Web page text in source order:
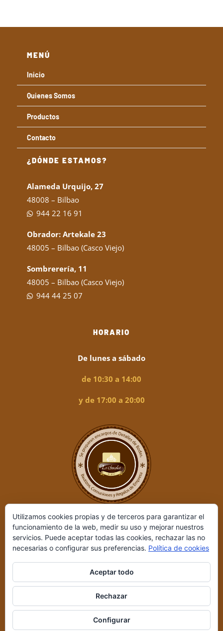
MENÚ
Inicio
Quienes Somos
Productos
Contacto
¿DÓNDE ESTAMOS?
Alameda Urquijo, 27
48008 – Bilbao
944 22 16 91
Obrador: Artekale 23
48005 – Bilbao (Casco Viejo)
Sombrerería, 11
48005 – Bilbao (Casco Viejo)
944 44 25 07
HORARIO
De lunes a sábado
de 10:30 a 14:00
y de 17:00 a 20:00
Aviso legal y Política de privacidad
Utilizamos cookies propias y de terceros para garantizar el
funcionamiento de la web, medir su uso y mejorar nuestros
servicios. Puede aceptar todas las cookies, rechazar las no
necesarias o configurar sus preferencias. Política de cookies
Aceptar todo
Rechazar
Configurar